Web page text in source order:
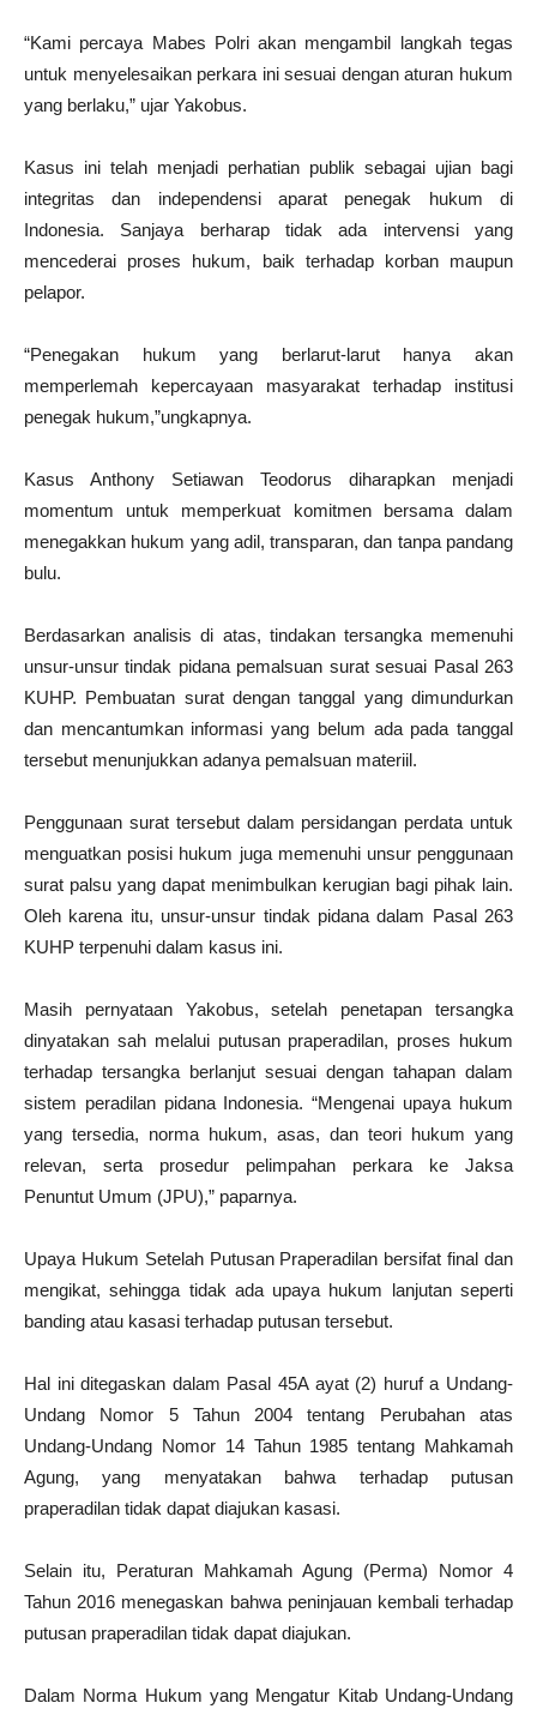
“Kami percaya Mabes Polri akan mengambil langkah tegas
untuk menyelesaikan perkara ini sesuai dengan aturan hukum
yang berlaku,” ujar Yakobus.
Kasus ini telah menjadi perhatian publik sebagai ujian bagi
integritas dan independensi aparat penegak hukum di
Indonesia. Sanjaya berharap tidak ada intervensi yang
mencederai proses hukum, baik terhadap korban maupun
pelapor.
“Penegakan hukum yang berlarut-larut hanya akan
memperlemah kepercayaan masyarakat terhadap institusi
penegak hukum,”ungkapnya.
Kasus Anthony Setiawan Teodorus diharapkan menjadi
momentum untuk memperkuat komitmen bersama dalam
menegakkan hukum yang adil, transparan, dan tanpa pandang
bulu.
Berdasarkan analisis di atas, tindakan tersangka memenuhi
unsur-unsur tindak pidana pemalsuan surat sesuai Pasal 263
KUHP. Pembuatan surat dengan tanggal yang dimundurkan
dan mencantumkan informasi yang belum ada pada tanggal
tersebut menunjukkan adanya pemalsuan materiil.
Penggunaan surat tersebut dalam persidangan perdata untuk
menguatkan posisi hukum juga memenuhi unsur penggunaan
surat palsu yang dapat menimbulkan kerugian bagi pihak lain.
Oleh karena itu, unsur-unsur tindak pidana dalam Pasal 263
KUHP terpenuhi dalam kasus ini.
Masih pernyataan Yakobus, setelah penetapan tersangka
dinyatakan sah melalui putusan praperadilan, proses hukum
terhadap tersangka berlanjut sesuai dengan tahapan dalam
sistem peradilan pidana Indonesia. “Mengenai upaya hukum
yang tersedia, norma hukum, asas, dan teori hukum yang
relevan, serta prosedur pelimpahan perkara ke Jaksa
Penuntut Umum (JPU),” paparnya.
Upaya Hukum Setelah Putusan Praperadilan bersifat final dan
mengikat, sehingga tidak ada upaya hukum lanjutan seperti
banding atau kasasi terhadap putusan tersebut.
Hal ini ditegaskan dalam Pasal 45A ayat (2) huruf a Undang-
Undang Nomor 5 Tahun 2004 tentang Perubahan atas
Undang-Undang Nomor 14 Tahun 1985 tentang Mahkamah
Agung, yang menyatakan bahwa terhadap putusan
praperadilan tidak dapat diajukan kasasi.
Selain itu, Peraturan Mahkamah Agung (Perma) Nomor 4
Tahun 2016 menegaskan bahwa peninjauan kembali terhadap
putusan praperadilan tidak dapat diajukan.
Dalam Norma Hukum yang Mengatur Kitab Undang-Undang